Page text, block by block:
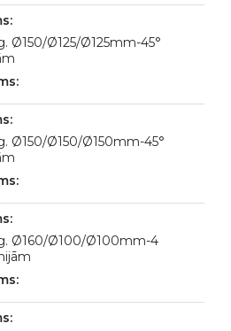
Ø150/Ø125/Ø125mm-45°
Ø150/Ø150/Ø150mm-45°
Ø160/Ø100/Ø100mm-4